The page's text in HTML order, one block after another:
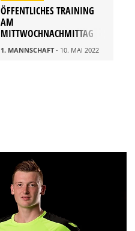
ÖFFENTLICHES TRAINING
AM
MITTWOCHNACHMITTAG
1. MANNSCHAFT- 10. MAI 2022